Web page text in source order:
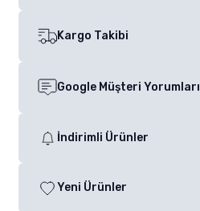
Kargo Takibi
Google Müşteri Yorumları
İndirimli Ürünler
Yeni Ürünler